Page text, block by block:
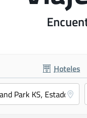
Hoteles